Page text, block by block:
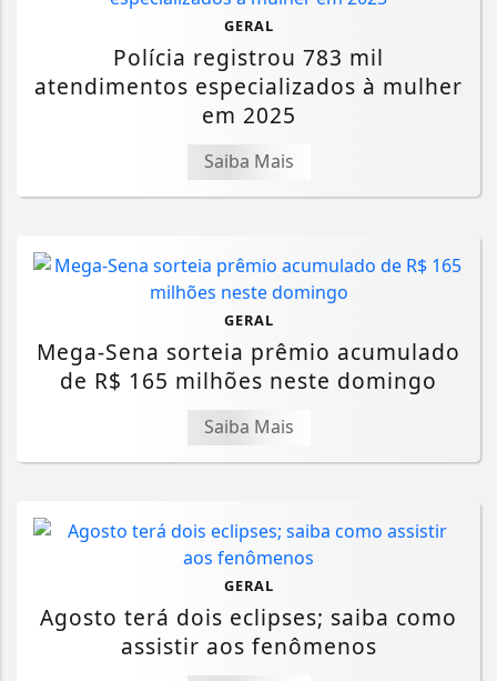
GERAL
Polícia registrou 783 mil
atendimentos especializados à mulher
em 2025
Saiba Mais
GERAL
Mega-Sena sorteia prêmio acumulado
de R$ 165 milhões neste domingo
Saiba Mais
GERAL
Agosto terá dois eclipses; saiba como
assistir aos fenômenos